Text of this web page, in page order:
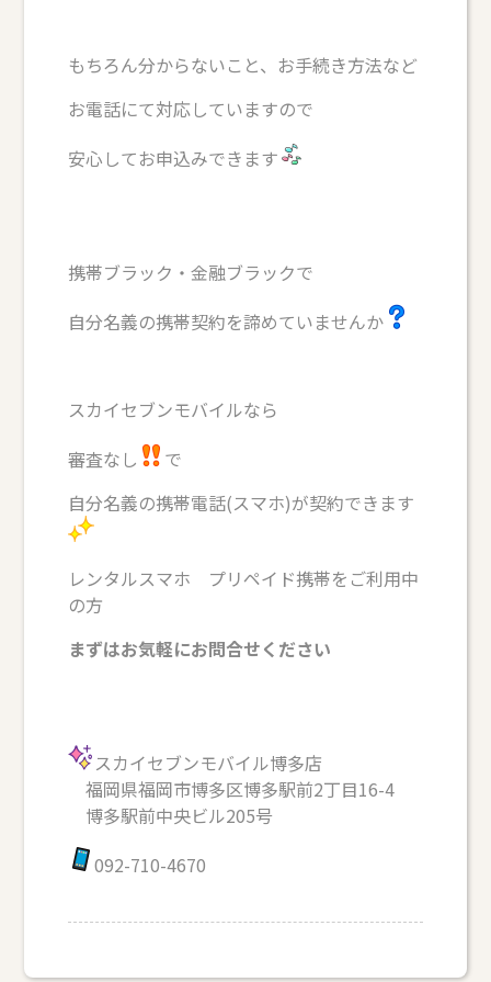
もちろん分からないこと、お手続き方法など
お電話にて対応していますので
安心してお申込みできます
携帯ブラック・金融ブラックで
自分名義の携帯契約を諦めていませんか
スカイセブンモバイルなら
審査なし
で
自分名義の携帯電話(スマホ)が契約できます
レンタルスマホ プリペイド携帯をご利用中
の方
まずはお気軽にお問合せください
スカイセブンモバイル博多店
福岡県福岡市博多区博多駅前2丁目16-4
博多駅前中央ビル205号
092-710-4670